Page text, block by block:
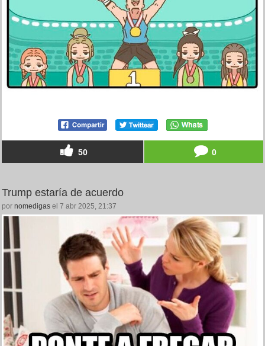
50 0
Trump estaría de acuerdo
por nomedigas el 7 abr 2025, 21:37